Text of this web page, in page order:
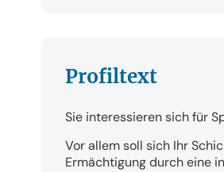
Profiltext
Sie interessieren sich für
Vor allem soll sich Ihr
Ermächtigung durch eine